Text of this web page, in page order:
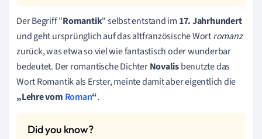
Der Begriff "Romantik" selbst entstand im 17. Jahrhundert
und geht ursprünglich auf das altfranzösische Wortromanz
zurück, was etwa so viel wie fantastisch oder wunderbar
bedeutet. Der romantische DichterNovalisbenutzte das
Wort Romantik als Erster, meinte damit aber eigentlich die
„Lehre vom Roman“.